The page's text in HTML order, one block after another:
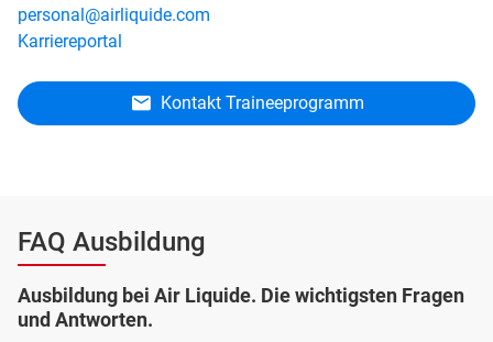
personal@airliquide.com
Karriereportal
Kontakt Traineeprogramm
FAQ Ausbildung
Ausbildung bei Air Liquide. Die wichtigsten Fragen
und Antworten.